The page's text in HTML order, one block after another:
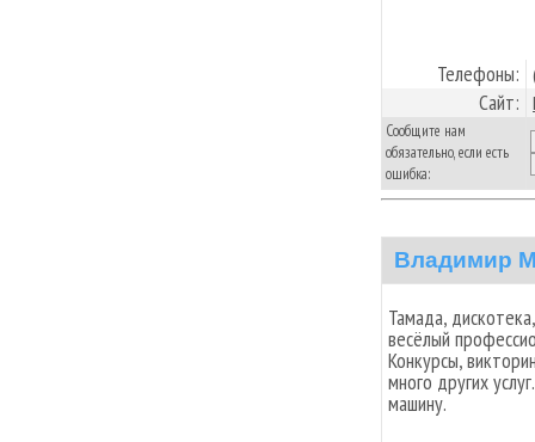
Телефоны:
Сайт:
Сообщите нам
обязательно, если есть
ошибка:
Владимир
Тамада,
весёлый
Конкурсы,
много других
машину.